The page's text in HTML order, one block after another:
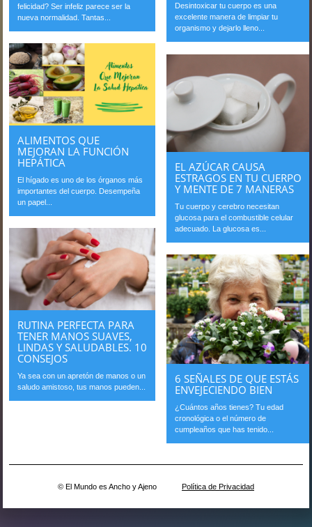
felicidad? Ser infeliz parece ser la
nueva normalidad. Tantas...
Desintoxicar tu cuerpo es una
excelente manera de limpiar tu
organismo y dejarlo lleno...
ALIMENTOS QUE
MEJORAN LA FUNCIÓN
HEPÁTICA
El hígado es uno de los órganos más
importantes del cuerpo. Desempeña
un papel...
EL AZÚCAR CAUSA
ESTRAGOS EN TU CUERPO
Y MENTE DE 7 MANERAS
Tu cuerpo y cerebro necesitan
glucosa para el combustible celular
adecuado. La glucosa es...
RUTINA PERFECTA PARA
TENER MANOS SUAVES,
LINDAS Y SALUDABLES. 10
CONSEJOS
Ya sea con un apretón de manos o un
saludo amistoso, tus manos pueden...
6 SEÑALES DE QUE ESTÁS
ENVEJECIENDO BIEN
¿Cuántos años tienes? Tu edad
cronológica o el número de
cumpleaños que has tenido...
© El Mundo es Ancho y Ajeno Política de Privacidad